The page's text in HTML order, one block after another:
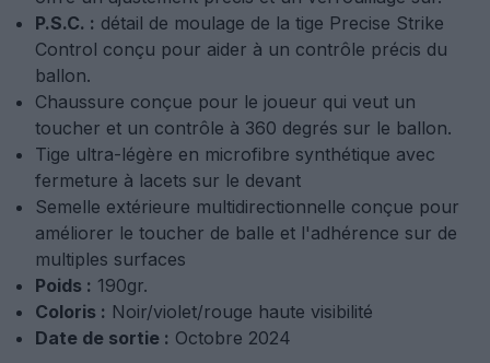
P.S.C. : détail de moulage de la tige Precise Strike
Control conçu pour aider à un contrôle précis du
ballon.
Chaussure conçue pour le joueur qui veut un
toucher et un contrôle à 360 degrés sur le ballon.
Tige ultra-légère en microfibre synthétique avec
fermeture à lacets sur le devant
Semelle extérieure multidirectionnelle conçue pour
améliorer le toucher de balle et l'adhérence sur de
multiples surfaces
Poids : 190gr.
Coloris : Noir/violet/rouge haute visibilité
Date de sortie : Octobre 2024